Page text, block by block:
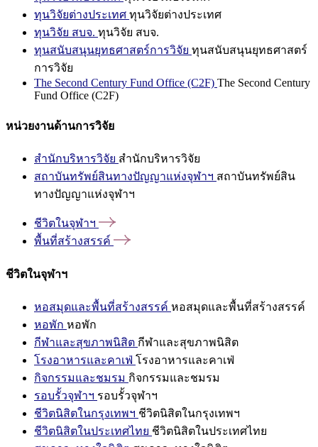
ทุนวิจัยต่างประเทศ ทุนวิจัยต่างประเทศ
ทุนวิจัย สบจ. ทุนวิจัย สบจ.
ทุนสนับสนุนยุทธศาสตร์การวิจัย ทุนสนับสนุนยุทธศาสตร์
การวิจัย
The Second Century Fund Office (C2F) The Second Century
Fund Office (C2F)
หน่วยงานด้านการวิจัย
สำนักบริหารวิจัย สำนักบริหารวิจัย
สถาบันทรัพย์สินทางปัญญาแห่งจุฬาฯ สถาบันทรัพย์สิน
ทางปัญญาแห่งจุฬาฯ
ชีวิตในจุฬาฯ
พื้นที่สร้างสรรค์
ชีวิตในจุฬาฯ
หอสมุดและพื้นที่สร้างสรรค์ หอสมุดและพื้นที่สร้างสรรค์
หอพัก หอพัก
กีฬาและสุขภาพนิสิต กีฬาและสุขภาพนิสิต
โรงอาหารและคาเฟ่ โรงอาหารและคาเฟ่
กิจกรรมและชมรม กิจกรรมและชมรม
รอบรั้วจุฬาฯ รอบรั้วจุฬาฯ
ชีวิตนิสิตในกรุงเทพฯ ชีวิตนิสิตในกรุงเทพฯ
ชีวิตนิสิตในประเทศไทย ชีวิตนิสิตในประเทศไทย